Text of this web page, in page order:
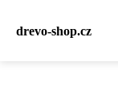
drevo-shop.cz